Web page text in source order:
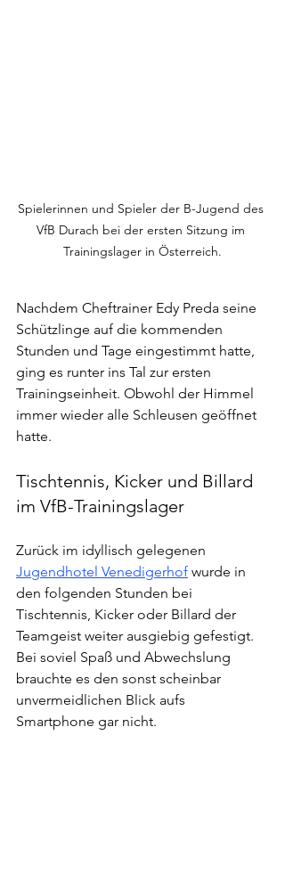
Spielerinnen und Spieler der B-Jugend des
VfB Durach bei der ersten Sitzung im
Trainingslager in Österreich.
Nachdem Cheftrainer Edy Preda seine
Schützlinge auf die kommenden
Stunden und Tage eingestimmt hatte,
ging es runter ins Tal zur ersten
Trainingseinheit. Obwohl der Himmel
immer wieder alle Schleusen geöffnet
hatte.
Tischtennis, Kicker und Billard
im VfB-Trainingslager
Zurück im idyllisch gelegenen
Jugendhotel Venedigerhof wurde in
den folgenden Stunden bei
Tischtennis, Kicker oder Billard der
Teamgeist weiter ausgiebig gefestigt.
Bei soviel Spaß und Abwechslung
brauchte es den sonst scheinbar
unvermeidlichen Blick aufs
Smartphone gar nicht.